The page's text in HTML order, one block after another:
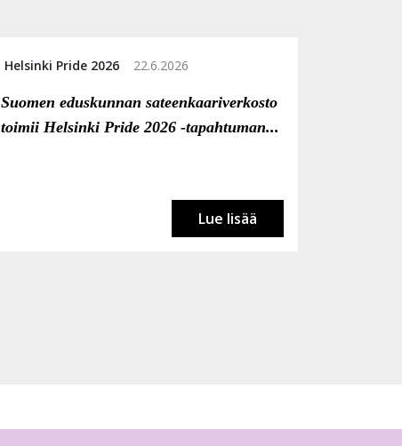
Helsinki Pride 2026 22.6.2026
Suomen eduskunnan sateenkaariverkosto
toimii Helsinki Pride 2026 -tapahtuman...
Lue lisää